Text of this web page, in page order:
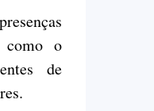
como o
de